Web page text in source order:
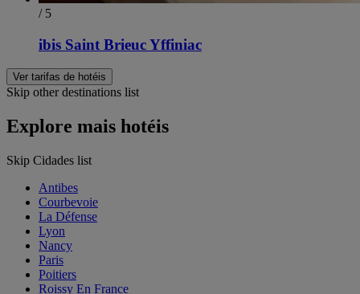
/ 5
ibis Saint Brieuc Yffiniac
Ver tarifas de hotéis
Skip other destinations list
Explore mais hotéis
Skip Cidades list
Antibes
Courbevoie
La Défense
Lyon
Nancy
Paris
Poitiers
Roissy En France